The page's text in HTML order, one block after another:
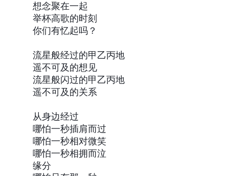
想念聚在一起
举杯高歌的时刻
你们有忆起吗？
流星般经过的甲乙丙地
遥不可及的想见
流星般闪过的甲乙丙地
遥不可及的关系
从身边经过
哪怕一秒插肩而过
哪怕一秒相对微笑
哪怕一秒相拥而泣
缘分